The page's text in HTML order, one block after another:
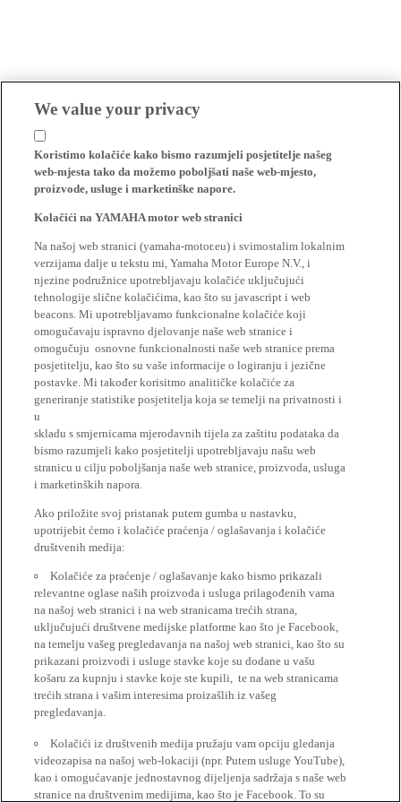
We value your privacy
Koristimo kolačiće kako bismo razumjeli posjetitelje našeg
web-mjesta tako da možemo poboljšati naše web-mjesto,
proizvode, usluge i marketinške napore.
Kolačići na YAMAHA motor web stranici
Na našoj web stranici (yamaha-motor.eu) i svimostalim lokalnim
verzijama dalje u tekstu mi, Yamaha Motor Europe N.V., i
njezine podružnice upotrebljavaju kolačiće uključujući
tehnologije slične kolačićima, kao što su javascript i web
beacons. Mi upotrebljavamo funkcionalne kolačiće koji
omogučavaju ispravno djelovanje naše web stranice i
omogučuju osnovne funkcionalnosti naše web stranice prema
posjetitelju, kao što su vaše informacije o logiranju i jezične
postavke. Mi također korisitmo analitičke kolačiće za
generiranje statistike posjetitelja koja se temelji na privatnosti i
u
skladu s smjernicama mjerodavnih tijela za zaštitu podataka da
bismo razumjeli kako posjetitelji upotrebljavaju našu web
stranicu u cilju poboljšanja naše web stranice, proizvoda, usluga
i marketinških napora.
Ako priložite svoj pristanak putem gumba u nastavku,
upotrijebit ćemo i kolačiće praćenja / oglašavanja i kolačiće
društvenih medija:
Kolačiće za praćenje / oglašavanje kako bismo prikazali
relevantne oglase naših proizvoda i usluga prilagođenih vama
na našoj web stranici i na web stranicama trećih strana,
uključujući društvene medijske platforme kao što je Facebook,
na temelju vašeg pregledavanja na našoj web stranici, kao što su
prikazani proizvodi i usluge stavke koje su dodane u vašu
košaru za kupnju i stavke koje ste kupili, te na web stranicama
trećih strana i vašim interesima proizašlih iz vašeg
pregledavanja.
Kolačići iz društvenih medija pružaju vam opciju gledanja
videozapisa na našoj web-lokaciji (npr. Putem usluge YouTube),
kao i omogućavanje jednostavnog dijeljenja sadržaja s naše web
stranice na društvenim medijima, kao što je Facebook. To su